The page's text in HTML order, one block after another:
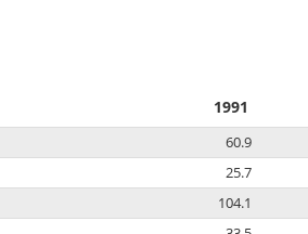
1991
60.9
25.7
104.1